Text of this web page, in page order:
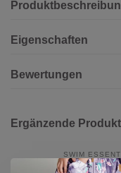
Eigenschaften
Bewertungen
Ergänzende
SWIM
Swim